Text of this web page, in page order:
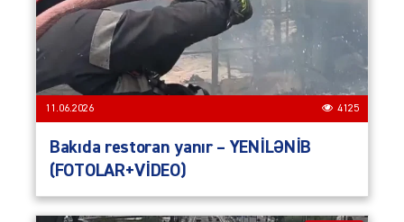
11.06.2026 4125
Bakıda restoran yanır – YENİLƏNİB
(FOTOLAR+VİDEO)